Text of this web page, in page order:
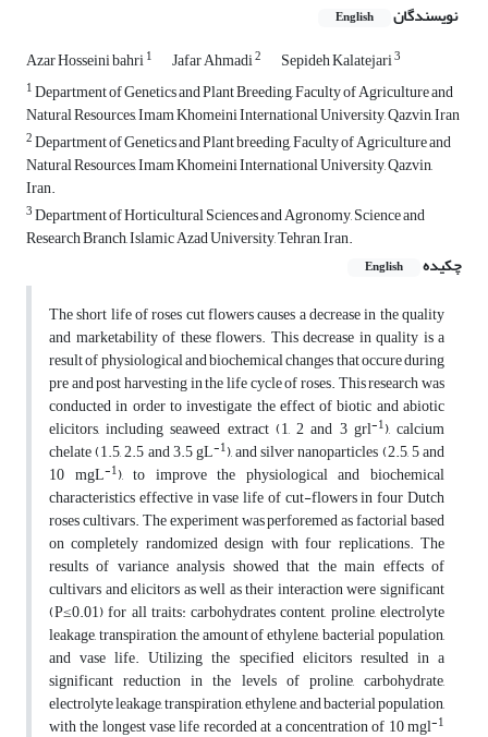
نویسندگان English
Azar Hosseini bahri1 Jafar Ahmadi2 Sepideh Kalatejari3
1Department of Genetics and Plant Breeding, Faculty of Agriculture and
Natural Resources, Imam Khomeini International University, Qazvin, Iran
2Department of Genetics and Plant breeding, Faculty of Agriculture and
Natural Resources, Imam Khomeini International University, Qazvin,
Iran.
3Department of Horticultural Sciences and Agronomy, Science and
Research Branch, Islamic Azad University, Tehran, Iran.
چکیده
English
The short life of roses cut flowers causes a decrease in the quality
and marketability of these flowers. This decrease in quality is a
result of physiological and biochemical changes that occure during
pre and post harvesting in the life cycle of roses. This research was
conducted in order to investigate the effect of biotic and abiotic
elicitors, including seaweed extract (1, 2 and 3 grl-1), calcium
chelate (1.5, 2.5 and 3.5 gL-1), and silver nanoparticles (2.5, 5 and
10 mgL-1), to improve the physiological and biochemical
characteristics effective in vase life of cut-flowers in four Dutch
roses cultivars. The experiment was perforemed as factorial based
on completely randomized design with four replications. The
results of variance analysis showed that the main effects of
cultivars and elicitors as well as their interaction were significant
(P≤0.01) for all traits: carbohydrates content, proline, electrolyte
leakage, transpiration, the amount of ethylene, bacterial population,
and vase life. Utilizing the specified elicitors resulted in a
significant reduction in the levels of proline, carbohydrate,
electrolyte leakage, transpiration, ethylene, and bacterial population,
with the longest vase life recorded at a concentration of 10 mgl-1